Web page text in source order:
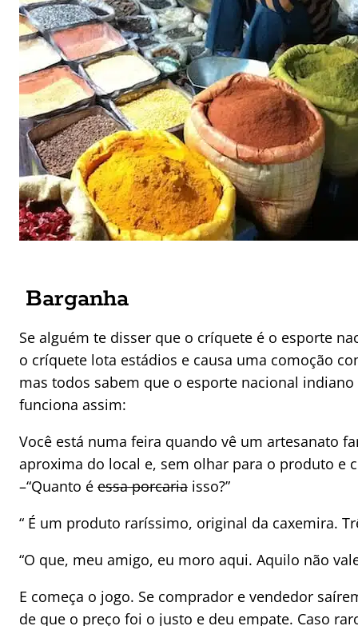
Barganha
Se alguém te disser que o críquete é o esporte
o críquete lota estádios e causa uma comoção
mas todos sabem que o esporte nacional
funciona assim:
Você está numa feira quando vê um artesanato
aproxima do local e, sem olhar para o produto e
–“Quanto é essa porcaria isso?”
“ É um produto raríssimo, original da caxemira.
“O que, meu amigo, eu moro aqui. Aquilo não
E começa o jogo. Se comprador e vendedor
de que o preço foi o justo e deu empate. Caso